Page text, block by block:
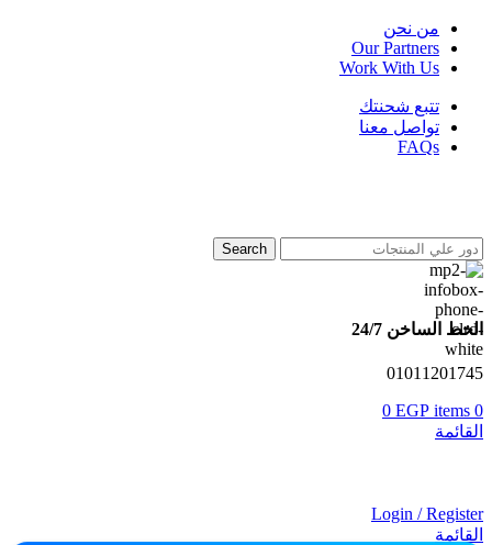
من نحن
Our Partners
Work With Us
تتبع شحنتك
تواصل معنا
FAQs
Search
الخط الساخن 24/7
01011201745
0
items
0 EGP
القائمة
Login / Register
القائمة